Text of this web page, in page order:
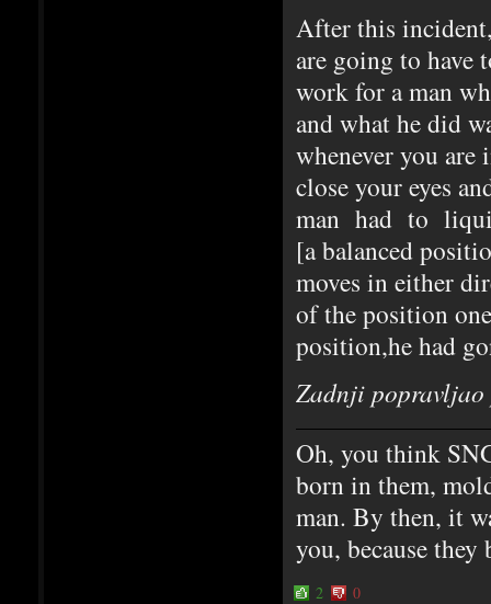
After this
are going to have
work for a man
and what he did
whenever you
close your eyes
man had to
[a balanced
moves in either
of the position
position,he had
Zadnji popravljao
Oh, you think
born in them,
man. By then, it
you, because
2 0